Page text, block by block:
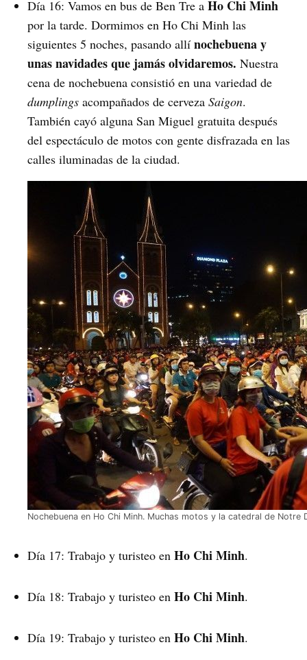
Día 16: Vamos en bus de Ben Tre aHo Chi Minh
por la tarde. Dormimos en Ho Chi Minh las
siguientes 5 noches, pasando allínochebuena y
unas navidades que jamás olvidaremos.Nuestra
cena de nochebuena consistió en una variedad de
dumplings acompañados de cervezaSaigon.
También cayó alguna San Miguel gratuita después
del espectáculo de motos con gente disfrazada en las
calles iluminadas de la ciudad.
Nochebuena en Ho Chi Minh. Muchas motos y la catedral de Notre
Día 17: Trabajo y turisteo enHo Chi Minh.
Día 18: Trabajo y turisteo enHo Chi Minh.
Día 19: Trabajo y turisteo enHo Chi Minh.